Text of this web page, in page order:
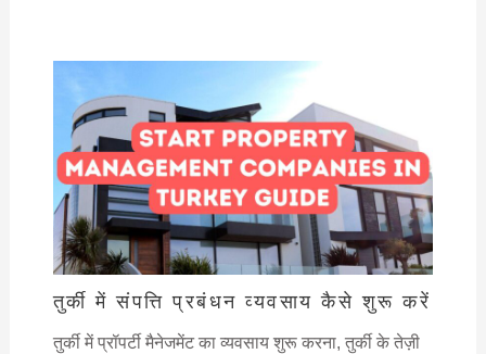
तुर्की में संपत्ति प्रबंधन व्यवसाय कैसे शुरू करें
तुर्की में प्रॉपर्टी मैनेजमेंट का व्यवसाय शुरू करना, तुर्की के तेज़ी